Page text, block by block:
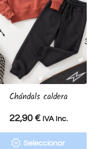
Chándals caldera
22,90 € IVA Inc.
Seleccionar